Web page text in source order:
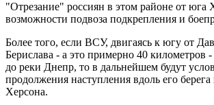
"Отрезание" россиян в этом районе от юга
возможности подвоза подкрепления и
Более того, если ВСУ, двигаясь к югу от
Берислава - а это примерно 40 километров -
до реки Днепр, то в дальнейшем будут
продолжения наступления вдоль его берега
Херсона.